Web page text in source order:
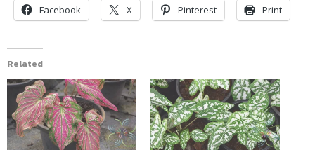
Facebook X Pinterest Print
Related